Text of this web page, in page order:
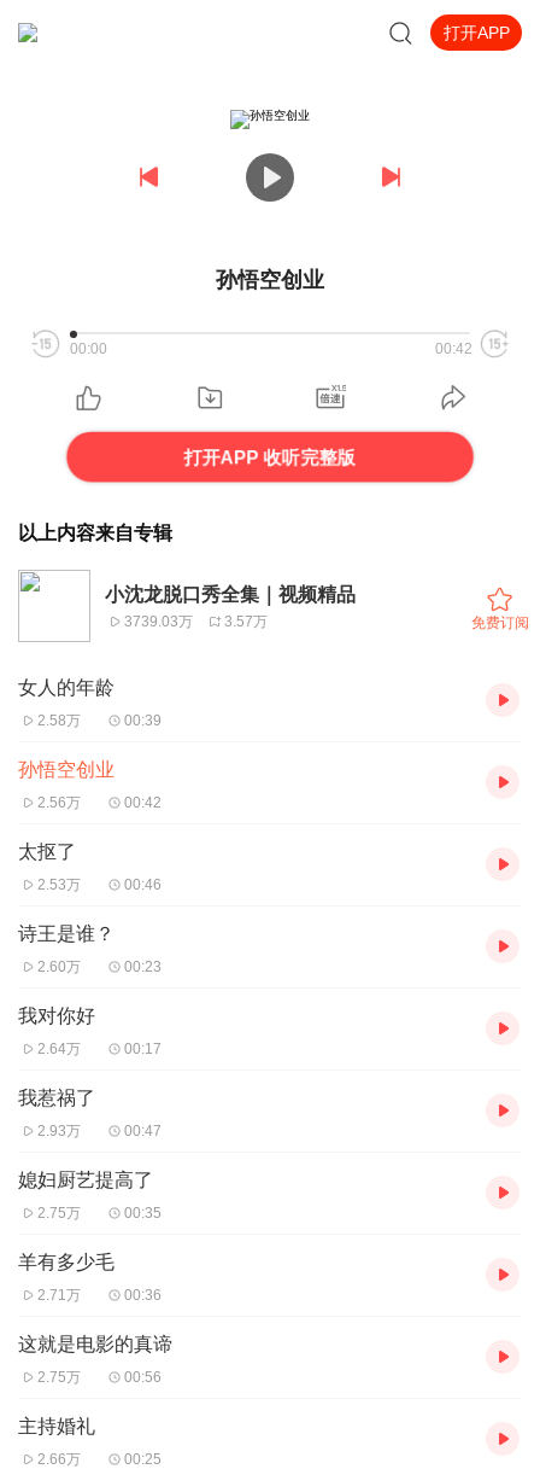
打开APP
孙悟空创业
00:00 00:42
打开APP 收听完整版
以上内容来自专辑
小沈龙脱口秀全集｜视频精品
3739.03万 3.57万 免费订阅
女人的年龄
2.58万 00:39
孙悟空创业
2.56万 00:42
太抠了
2.53万 00:46
诗王是谁？
2.60万 00:23
我对你好
2.64万 00:17
我惹祸了
2.93万 00:47
媳妇厨艺提高了
2.75万 00:35
羊有多少毛
2.71万 00:36
这就是电影的真谛
2.75万 00:56
主持婚礼
2.66万 00:25